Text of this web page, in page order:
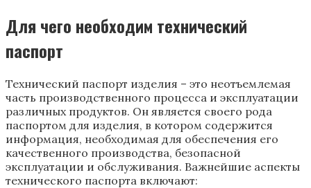
Для чего необходим технический
паспорт
Технический паспорт изделия – это неотъемлемая
часть производственного процесса и эксплуатации
различных продуктов. Он является своего рода
паспортом для изделия, в котором содержится
информация, необходимая для обеспечения его
качественного производства, безопасной
эксплуатации и обслуживания. Важнейшие аспекты
технического паспорта включают: